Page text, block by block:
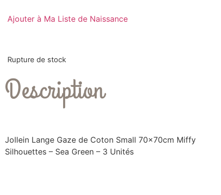
Ajouter à Ma Liste de Naissance
Rupture de stock
Description
Jollein Lange Gaze de Coton Small 70x70cm Miffy
Silhouettes – Sea Green – 3 Unités